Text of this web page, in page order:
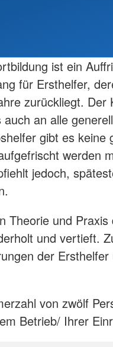
ist ein
für Ersthelfer,
zurückliegt.
an alle
gibt es keine
werden
jedoch,
Theorie und
und vertieft.
der
von zwölf
Betrieb/ Ihrer